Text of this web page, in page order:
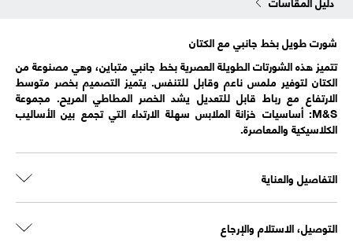
شورت طويل بخط جانبي مع الكتان
تتميز هذه الشورتات الطويلة العصرية بخط جانبي متباين، وهي مصنوعة من
الكتان لتوفير ملمس ناعم وقابل للتنفس. يتميز التصميم بخصر متوسط
الارتفاع مع رباط قابل للتعديل يشد الخصر المطاطي المريح. مجموعة
M&S: أساسيات خزانة الملابس سهلة الارتداء التي تجمع بين الأساليب
الكلاسيكية والمعاصرة.
التفاصيل والعناية
التوصيل، الاستلام والإرجاع